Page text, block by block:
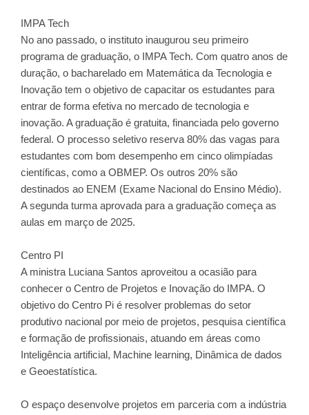
IMPA Tech
No ano passado, o instituto inaugurou seu primeiro
programa de graduação, o IMPA Tech. Com quatro anos de
duração, o bacharelado em Matemática da Tecnologia e
Inovação tem o objetivo de capacitar os estudantes para
entrar de forma efetiva no mercado de tecnologia e
inovação. A graduação é gratuita, financiada pelo governo
federal. O processo seletivo reserva 80% das vagas para
estudantes com bom desempenho em cinco olimpíadas
científicas, como a OBMEP. Os outros 20% são
destinados ao ENEM (Exame Nacional do Ensino Médio).
A segunda turma aprovada para a graduação começa as
aulas em março de 2025.
Centro PI
A ministra Luciana Santos aproveitou a ocasião para
conhecer o Centro de Projetos e Inovação do IMPA. O
objetivo do Centro Pi é resolver problemas do setor
produtivo nacional por meio de projetos, pesquisa científica
e formação de profissionais, atuando em áreas como
Inteligência artificial, Machine learning, Dinâmica de dados
e Geoestatística.
O espaço desenvolve projetos em parceria com a indústria